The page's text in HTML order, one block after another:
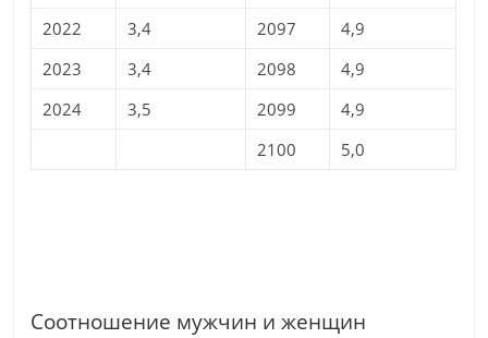
2022
3,4 2097
4,9
2023
3,4 2098
4,9
2024
3,5 2099
4,9
2100
5,0
Соотношение мужчин и женщин